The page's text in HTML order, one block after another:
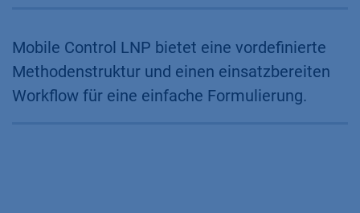
Mobile Control LNP bietet eine vordefinierte
Methodenstruktur und einen einsatzbereiten
Workflow für eine einfache Formulierung.